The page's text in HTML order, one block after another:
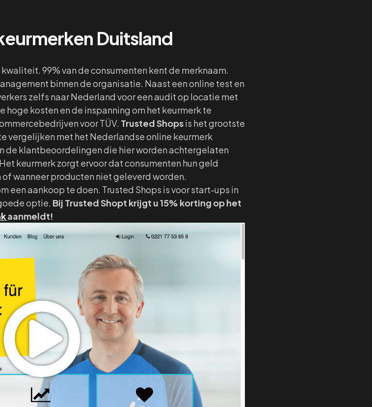
Duitsland
99% van de consumenten kent de merknaam.
binnen de organisatie. Naast een online test en
zelfs naar Nederland voor een audit op locatie met
kosten en de inspanning om het keurmerk te
voor TÜV. Trusted Shopsis het grootste
vergelijken met het Nederlandse online keurmerk
de klantbeoordelingen die hier worden achtergelaten
keurmerk zorgt ervoor dat consumenten hun geld
wanneer producten niet geleverd worden.
een aankoop te doen. Trusted Shops is voor start-ups in
optie. Bij Trusted Shopt krijgt u 15% korting op het
aanmeldt!